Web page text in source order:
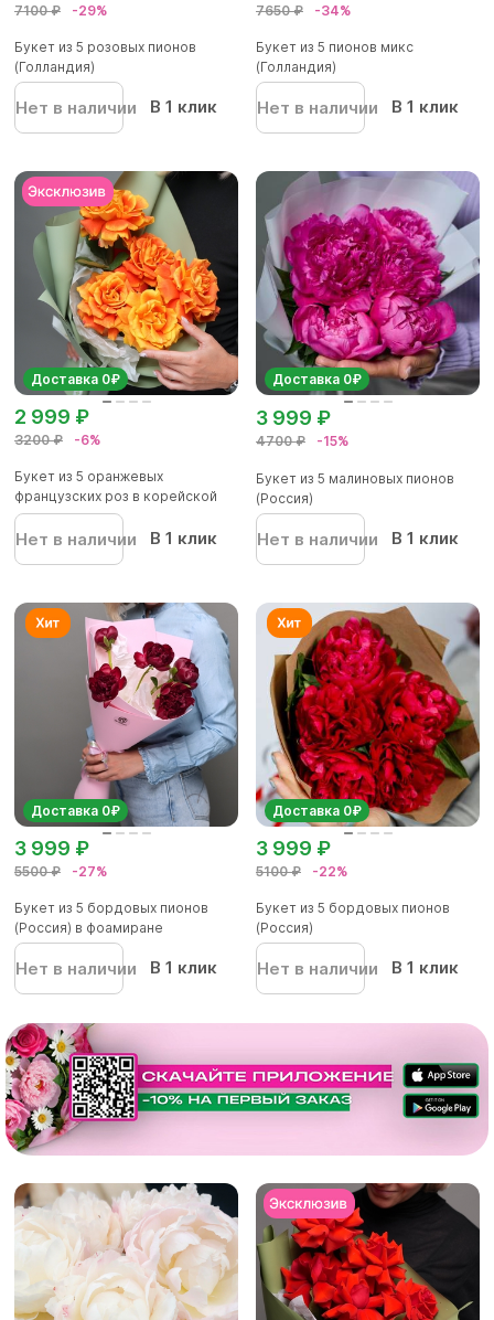
7100 ₽ -29%
Букет из 5 розовых пионов
(Голландия)
Нет в наличии В 1 клик
7650 ₽ -34%
Букет из 5 пионов микс
(Голландия)
Нет в наличии В 1 клик
Доставка 0₽
3200 ₽ -6%
2 999 ₽
Букет из 5 оранжевых
французских роз в корейской
упаков...
Нет в наличии В 1 клик
Доставка 0₽
4700 ₽ -15%
3 999 ₽
Букет из 5 малиновых пионов
(Россия)
Нет в наличии В 1 клик
Доставка 0₽
5500 ₽ -27%
3 999 ₽
Букет из 5 бордовых пионов
(Россия) в фоамиране
Нет в наличии В 1 клик
Доставка 0₽
5100 ₽ -22%
3 999 ₽
Букет из 5 бордовых пионов
(Россия)
Нет в наличии В 1 клик